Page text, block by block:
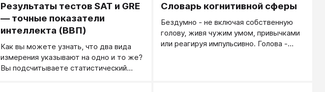
Результаты тестов SAT и GRE
— точные показатели
интеллекта (ВВП)
Как вы можете узнать, что два вида
измерения указывают на одно и то же?
Вы подсчитываете статистический
Словарь когнитивной сферы
Бездумно - не включая собственную
голову, живя чужим умом, привычками
или реагируя импульсивно. Голова -